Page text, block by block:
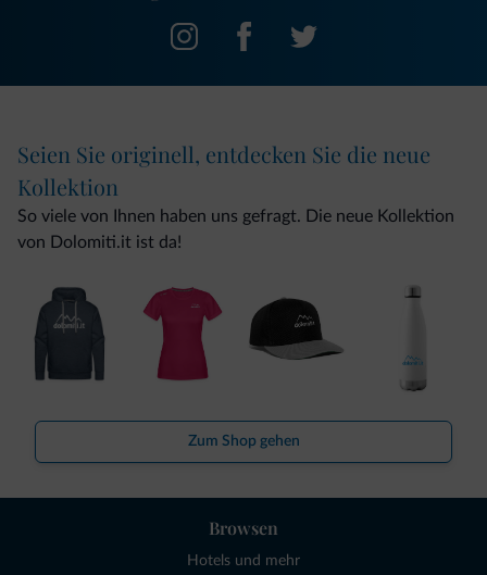
Seien Sie originell, entdecken Sie die neue
Kollektion
So viele von Ihnen haben uns gefragt. Die neue Kollektion
von Dolomiti.it ist da!
Zum Shop gehen
Browsen
Hotels und mehr